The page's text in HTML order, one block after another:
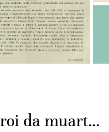
da muart…